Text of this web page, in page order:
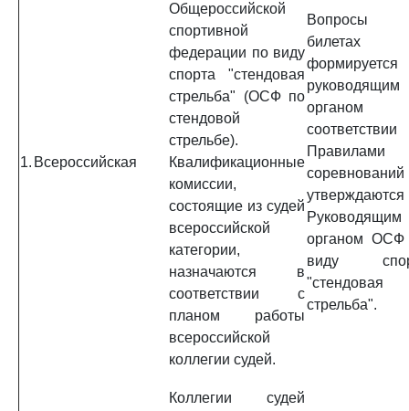
1. Всероссийская
Общероссийской
спортивной
федерации по виду
спорта "стендовая
стрельба" (ОСФ по
стендовой
стрельбе).
Квалификационные
комиссии,
состоящие из судей
всероссийской
категории,
назначаются в
соответствии с
планом работы
всероссийской
коллегии судей.
билетах
формируется
руководящим
Правилами
утверждаются
Руководящим
органом ОСФ
виду
"стендовая
стрельба".
Коллегии судей